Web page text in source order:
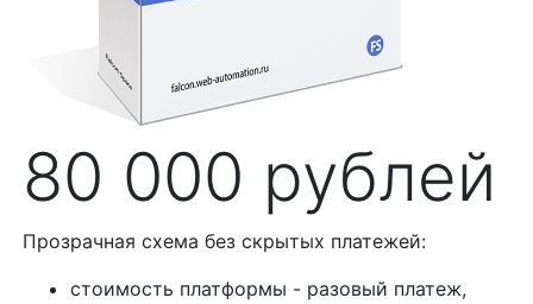
80 000 рублей
Прозрачная схема без скрытых платежей:
стоимость платформы - разовый платеж,